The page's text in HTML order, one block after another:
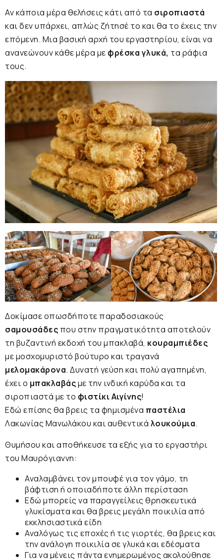
Αν κάποια μέρα θελήσεις κάτι από τα σιροπιαστά
και δεν υπάρχει, απλώς ζήτησέ το και θα το έχεις την
επόμενη. Μια βασική αρχή του εργαστηρίου, είναι να
ανανεώνουν κάθε μέρα με φρέσκα γλυκά, τα ράφια
τους.
Δοκίμασε οπωσδήποτε παραδοσιακούς
σαμουσάδες που στην πραγματικότητα αποτελούν
τη βυζαντινή εκδοχή του μπακλαβά, κουραμπιέδες
με μοσχομυριστό βούτυρο και τραγανά
μελομακάρονα. Δυνατή γεύση και πολύ αγαπημένη,
έχει ο μπακλαβάςμε την ινδική καρύδα και τα
σιροπιαστά με το φιστίκι Αιγίνης!
Εδώ επίσης θα βρεις τα φημισμένα παστέλια
Λακωνίας Μανωλάκου και αυθεντικά λουκούμια.
Θυμήσου και αποθήκευσε τα εξής για το εργαστήρι
του Μαυρόγιαννη:
Αναλαμβάνει τον μπουφέ για τονγάμο, τη
βάφτιση ή οποιαδήποτε άλλη περίσταση
Εδώ μπορείς να παραγγείλεις θρησκευτικά
γλυκίσματα και θα βρεις μεγάλη ποικιλία από
εκκλησιαστικά είδη
Αναλόγως τις εποχές ή τις γιορτές, θα βρεις και
την ανάλογη ποικιλία σε γλυκά και εδέσματα
Για να μένεις πάντα ενημερωμένος ακολούθησε